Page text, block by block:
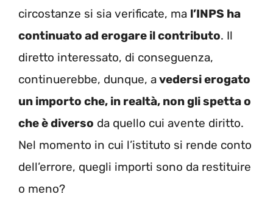
circostanze si sia verificate, ma l’INPS ha
continuato ad erogare il contributo. Il
diretto interessato, di conseguenza,
continuerebbe, dunque, avedersi erogato
un importo che, in realtà, non gli spetta o
che è diverso da quello cui avente diritto.
Nel momento in cui l’istituto si rende conto
dell’errore, quegli importi sono da restituire
o meno?